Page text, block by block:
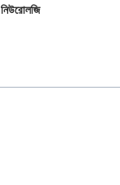
নিউরোলজি